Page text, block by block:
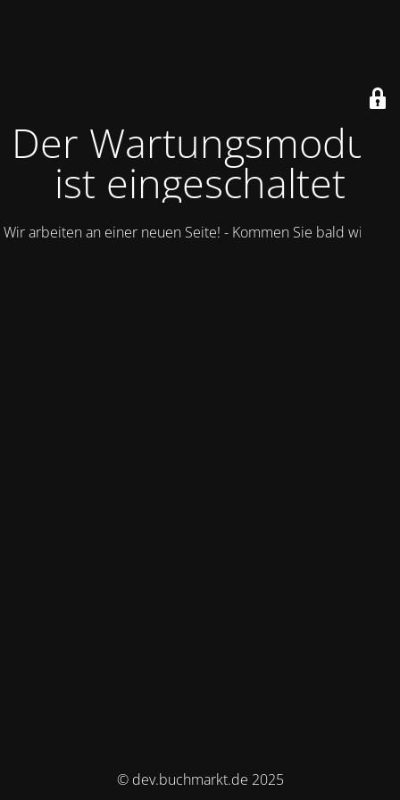
Der Wartungsmodus
ist eingeschaltet
Wir arbeiten an einer neuen Seite! - Kommen Sie bald wieder.
© dev.buchmarkt.de 2025